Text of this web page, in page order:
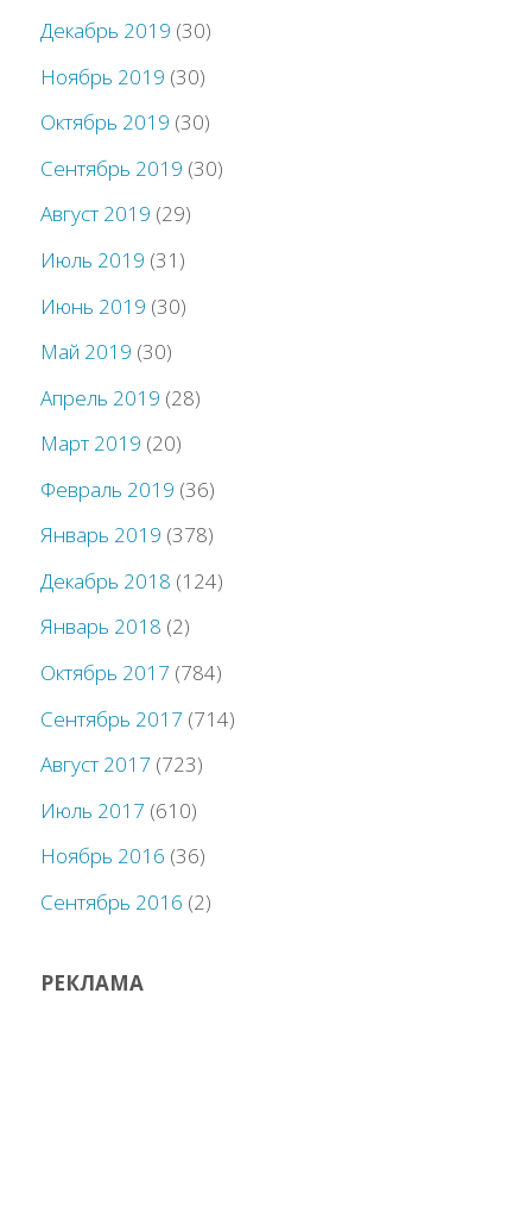
Декабрь 2019 (30)
Ноябрь 2019 (30)
Октябрь 2019 (30)
Сентябрь 2019 (30)
Август 2019 (29)
Июль 2019 (31)
Июнь 2019 (30)
Май 2019 (30)
Апрель 2019 (28)
Март 2019 (20)
Февраль 2019 (36)
Январь 2019 (378)
Декабрь 2018 (124)
Январь 2018 (2)
Октябрь 2017 (784)
Сентябрь 2017 (714)
Август 2017 (723)
Июль 2017 (610)
Ноябрь 2016 (36)
Сентябрь 2016 (2)
РЕКЛАМА